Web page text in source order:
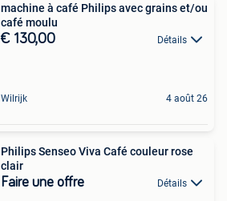
machine à café Philips avec grains et/ou
café moulu
€ 130,00 Détails
Wilrijk 4 août 26
Philips Senseo Viva Café couleur rose
clair
Faire une offre Détails